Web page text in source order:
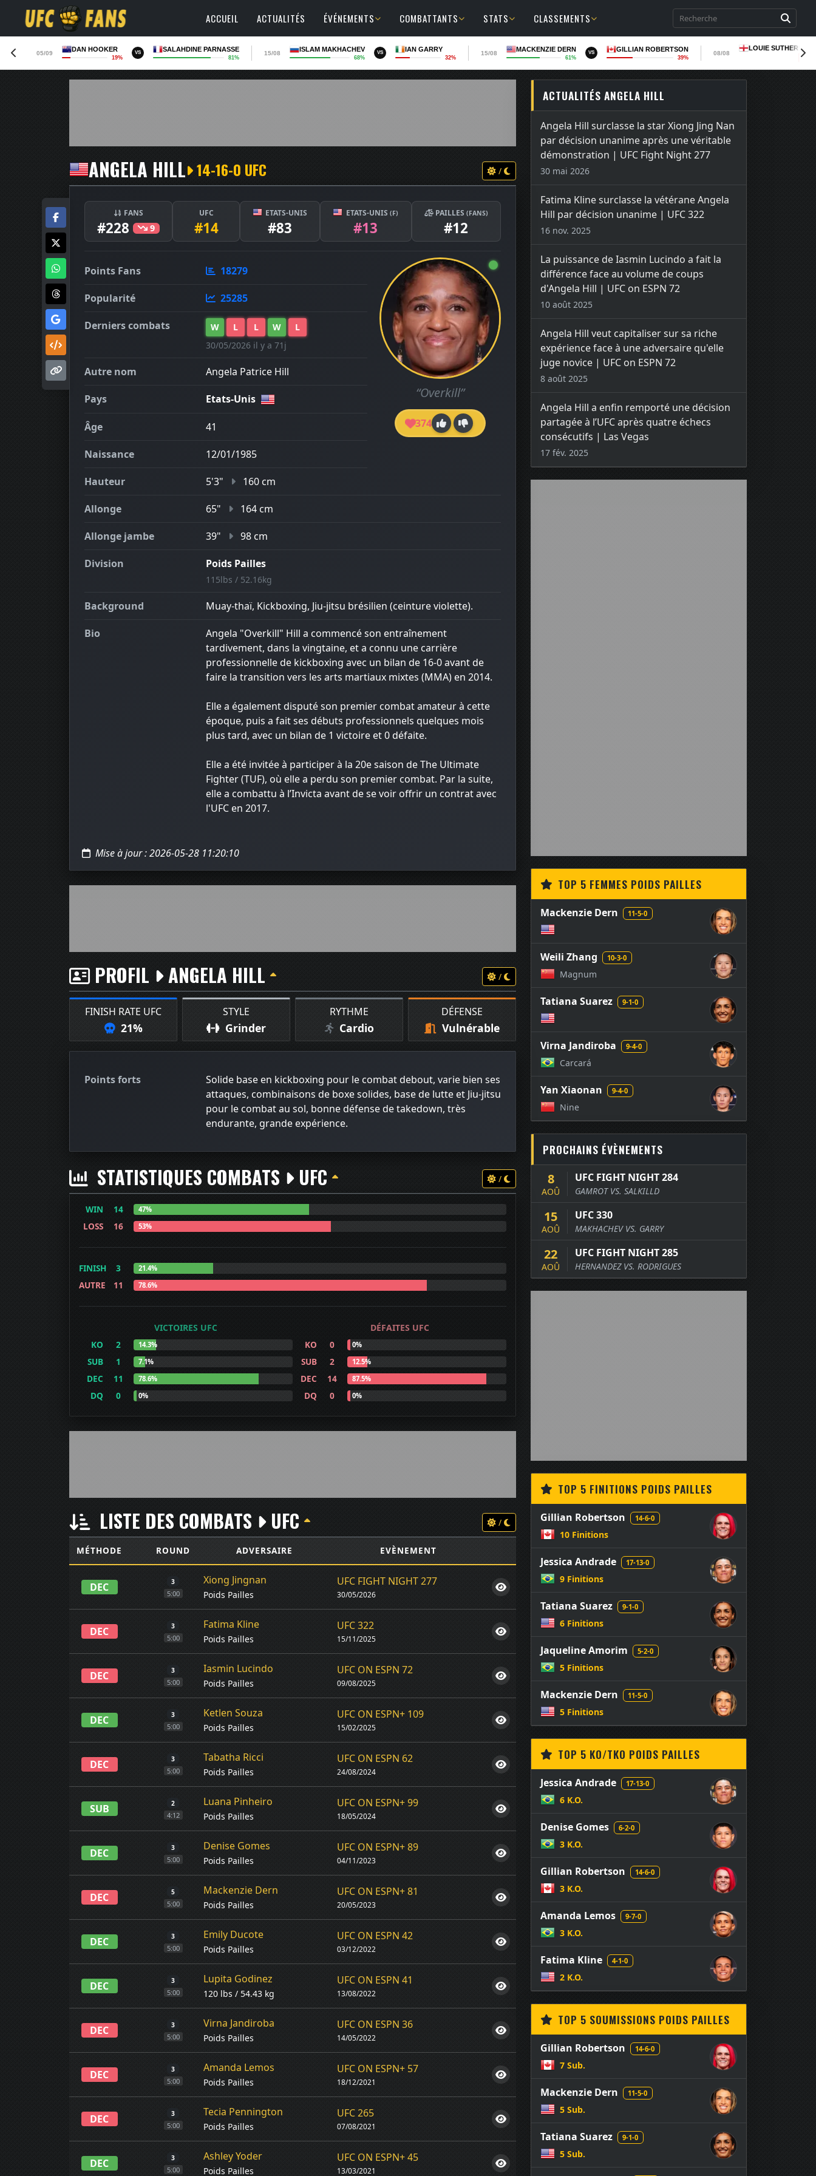
ACCUEIL ACTUALITÉS ÉVÉNEMENTS COMBATTANTS STATS CLASSEMENTS
05/09
DAN HOOKER
19%
VS SALAHDINE PARNASSE
81%
15/08
ISLAM MAKHACHEV
68%
VS IAN GARRY
32%
15/08
MACKENZIE DERN
61%
VS GILLIAN ROBERTSON
39%
08/08
LOUIE
LOSS
ANGELA HILL 14-16-0 UFC /
FANS
#228 9
UFC
#14
ETATS-UNIS
#83
ETATS-UNIS(F)
#13
PAILLES (FANS)
#12
“Overkill”
374
Points Fans 18279
Popularité 25285
Derniers combats W L L W
L
30/05/2026 il y a 71j
Autre nom Angela Patrice Hill
Pays Etats-Unis
Âge 41
Naissance 12/01/1985
Hauteur 5'3" 160 cm
Allonge 65" 164 cm
Allonge jambe 39" 98 cm
Division Poids Pailles
115lbs / 52.16kg
Background Muay-thaï, Kickboxing, Jiu-jitsu brésilien (ceinture violette).
Bio
Angela "Overkill" Hill a commencé son entraînement
tardivement, dans la vingtaine, et a connu une carrière
professionnelle de kickboxing avec un bilan de 16-0 avant de
faire la transition vers les arts martiaux mixtes (MMA) en 2014.
Elle a également disputé son premier combat amateur à cette
époque, puis a fait ses débuts professionnels quelques mois
plus tard, avec un bilan de 1 victoire et 0 défaite.
Elle a été invitée à participer à la 20e saison de The Ultimate
Fighter (TUF), où elle a perdu son premier combat. Par la suite,
elle a combattu à l’Invicta avant de se voir offrir un contrat avec
l'UFC en 2017.
Mise à jour : 2026-05-28 11:20:10
PROFIL ANGELA HILL /
FINISH RATE UFC
21%
STYLE
Grinder
RYTHME
Cardio
DÉFENSE
Vulnérable
Points forts
Solide base en kickboxing pour le combat debout, varie bien ses
attaques, combinaisons de boxe solides, base de lutte et Jiu-jitsu
pour le combat au sol, bonne défense de takedown, très
endurante, grande expérience.
STATISTIQUES COMBATS UFC /
WIN 14 47%
LOSS 16 53%
FINISH 3 21.4%
AUTRE 11 78.6%
VICTOIRES UFC
KO
2 14.3%
SUB 1 7.1%
DEC 11 78.6%
DQ 0 0%
DÉFAITES UFC
KO
0 0%
SUB 2 12.5%
DEC 14 87.5%
DQ 0 0%
LISTE DES COMBATS UFC /
MÉTHODE ROUND ADVERSAIRE EVÈNEMENT
DEC 3
5:00
Xiong Jingnan
Poids Pailles
UFC FIGHT NIGHT 277
30/05/2026
DEC 3
5:00
Fatima Kline
Poids Pailles
UFC 322
15/11/2025
DEC 3
5:00
Iasmin Lucindo
Poids Pailles
UFC ON ESPN 72
09/08/2025
DEC 3
5:00
Ketlen Souza
Poids Pailles
UFC ON ESPN+ 109
15/02/2025
DEC 3
5:00
Tabatha Ricci
Poids Pailles
UFC ON ESPN 62
24/08/2024
SUB 2
4:12
Luana Pinheiro
Poids Pailles
UFC ON ESPN+ 99
18/05/2024
DEC 3
5:00
Denise Gomes
Poids Pailles
UFC ON ESPN+ 89
04/11/2023
DEC 5
5:00
Mackenzie Dern
Poids Pailles
UFC ON ESPN+ 81
20/05/2023
DEC 3
5:00
Emily Ducote
Poids Pailles
UFC ON ESPN 42
03/12/2022
DEC 3
5:00
Lupita Godinez
120 lbs / 54.43 kg
UFC ON ESPN 41
13/08/2022
DEC 3
5:00
Virna Jandiroba
Poids Pailles
UFC ON ESPN 36
14/05/2022
DEC 3
5:00
Amanda Lemos
Poids Pailles
UFC ON ESPN+ 57
18/12/2021
DEC 3
5:00
Tecia Pennington
Poids Pailles
UFC 265
07/08/2021
DEC 3
5:00
Ashley Yoder
Poids Pailles
UFC ON ESPN+ 45
13/03/2021
ACTUALITÉS ANGELA HILL
Angela Hill surclasse la star Xiong Jing Nan
par décision unanime après une véritable
démonstration | UFC Fight Night 277
30 mai 2026
Fatima Kline surclasse la vétérane Angela
Hill par décision unanime | UFC 322
16 nov. 2025
La puissance de Iasmin Lucindo a fait la
différence face au volume de coups
d'Angela Hill | UFC on ESPN 72
10 août 2025
Angela Hill veut capitaliser sur sa riche
expérience face à une adversaire qu'elle
juge novice | UFC on ESPN 72
8 août 2025
Angela Hill a enfin remporté une décision
partagée à l’UFC après quatre échecs
consécutifs | Las Vegas
17 fév. 2025
TOP 5 FEMMES POIDS PAILLES
Mackenzie Dern 11-5-0
Weili Zhang 10-3-0
Magnum
Tatiana Suarez 9-1-0
Virna Jandiroba 9-4-0
Carcará
Yan Xiaonan 9-4-0
Nine
PROCHAINS ÉVÈNEMENTS
8
AOÛ
UFC FIGHT NIGHT 284
GAMROT VS. SALKILLD
15
AOÛ
UFC 330
MAKHACHEV VS. GARRY
22
AOÛ
UFC FIGHT NIGHT 285
HERNANDEZ VS. RODRIGUES
TOP 5 FINITIONS POIDS PAILLES
Gillian Robertson 14-6-0
10 Finitions
Jessica Andrade 17-13-0
9 Finitions
Tatiana Suarez 9-1-0
6 Finitions
Jaqueline Amorim 5-2-0
5 Finitions
Mackenzie Dern 11-5-0
5 Finitions
TOP 5 KO/TKO POIDS PAILLES
Jessica Andrade 17-13-0
6 K.O.
Denise Gomes 6-2-0
3 K.O.
Gillian Robertson 14-6-0
3 K.O.
Amanda Lemos 9-7-0
3 K.O.
Fatima Kline 4-1-0
2 K.O.
TOP 5 SOUMISSIONS POIDS PAILLES
Gillian Robertson 14-6-0
7 Sub.
Mackenzie Dern 11-5-0
5 Sub.
Tatiana Suarez 9-1-0
5 Sub.